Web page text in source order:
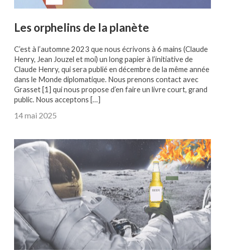
Les orphelins de la planète
C’est à l’automne 2023 que nous écrivons à 6 mains (Claude
Henry, Jean Jouzel et moi) un long papier à l’initiative de
Claude Henry, qui sera publié en décembre de la même année
dans le Monde diplomatique. Nous prenons contact avec
Grasset [1] qui nous propose d’en faire un livre court, grand
public. Nous acceptons […]
14 mai 2025